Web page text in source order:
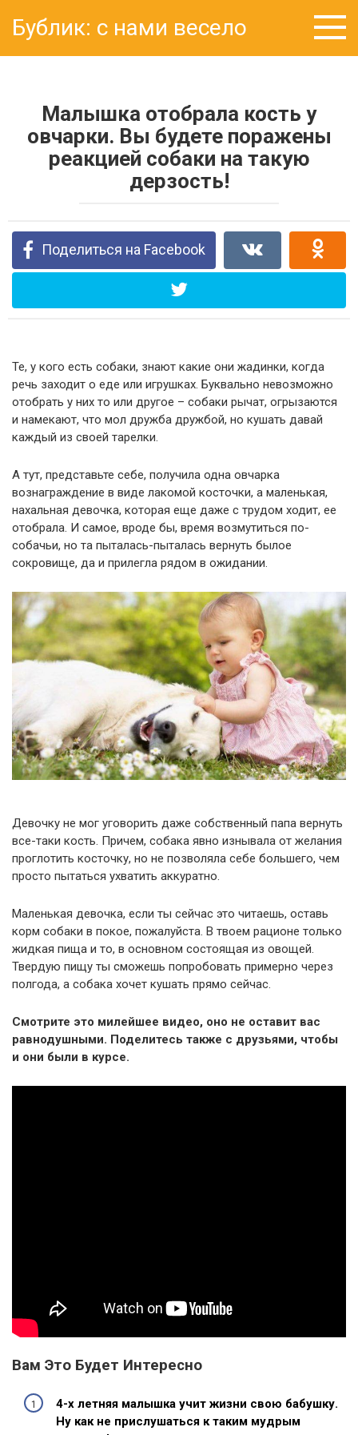
контенту
Бублик: с нами весело
Малышка отобрала кость у
овчарки. Вы будете поражены
реакцией собаки на такую
дерзость!
Поделиться на Facebook
Те, у кого есть собаки, знают какие они жадинки, когда
речь заходит о еде или игрушках. Буквально невозможно
отобрать у них то или другое – собаки рычат, огрызаются
и намекают, что мол дружба дружбой, но кушать давай
каждый из своей тарелки.
А тут, представьте себе, получила одна овчарка
вознаграждение в виде лакомой косточки, а маленькая,
нахальная девочка, которая еще даже с трудом ходит, ее
отобрала. И самое, вроде бы, время возмутиться по-
собачьи, но та пыталась-пыталась вернуть былое
сокровище, да и прилегла рядом в ожидании.
Девочку не мог уговорить даже собственный папа вернуть
все-таки кость. Причем, собака явно изнывала от желания
проглотить косточку, но не позволяла себе большего, чем
просто пытаться ухватить аккуратно.
Маленькая девочка, если ты сейчас это читаешь, оставь
корм собаки в покое, пожалуйста. В твоем рационе только
жидкая пища и то, в основном состоящая из овощей.
Твердую пищу ты сможешь попробовать примерно через
полгода, а собака хочет кушать прямо сейчас.
Смотрите это милейшее видео, оно не оставит вас
равнодушными. Поделитесь также с друзьями, чтобы
и они были в курсе.
Вам Это Будет Интересно
4-х летняя малышка учит жизни свою бабушку.
Ну как не прислушаться к таким мудрым